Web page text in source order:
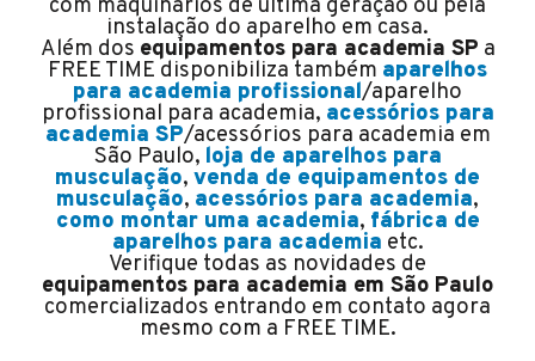
com maquinários de última geração ou pela
instalação do aparelho em casa.
Além dos equipamentos para academia SP a
FREE TIME disponibiliza também aparelhos
para academia profissional/aparelho
profissional para academia, acessórios para
academia SP/acessórios para academia em
São Paulo, loja de aparelhos para
musculação, venda de equipamentos de
musculação, acessórios para academia,
como montar uma academia, fábrica de
aparelhos para academia etc.
Verifique todas as novidades de
equipamentos para academia em São Paulo
comercializados entrando em contato agora
mesmo com a FREE TIME.